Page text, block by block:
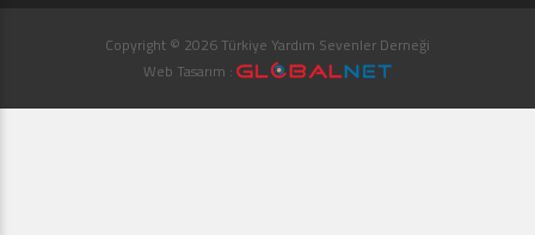
Copyright © 2026 Türkiye Yardım Sevenler Derneği
Web Tasarım :